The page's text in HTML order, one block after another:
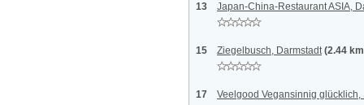
13 Japan-China-Restaurant ASIA,
15 Ziegelbusch, Darmstadt (2.44
17
Veelgood Vegansinnig